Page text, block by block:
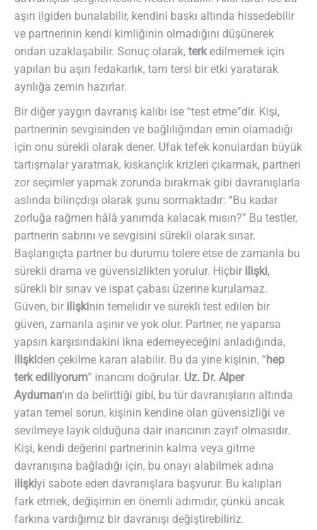
aşırı ilgiden bunalabilir, kendini baskı altında hissedebilir
ve partnerinin kendi kimliğinin olmadığını düşünerek
ondan uzaklaşabilir. Sonuç olarak, terkedilmemek için
yapılan bu aşırı fedakarlık, tam tersi bir etki yaratarak
ayrılığa zemin hazırlar.
Bir diğer yaygın davranış kalıbı ise “test etme”dir. Kişi,
partnerinin sevgisinden ve bağlılığından emin olamadığı
için onu sürekli olarak dener. Ufak tefek konulardan büyük
tartışmalar yaratmak, kıskançlık krizleri çıkarmak, partneri
zor seçimler yapmak zorunda bırakmak gibi davranışlarla
aslında bilinçdışı olarak şunu sormaktadır: “Bu kadar
zorluğa rağmen hâlâ yanımda kalacak mısın?” Bu testler,
partnerin sabrını ve sevgisini sürekli olarak sınar.
Başlangıçta partner bu durumu tolere etse de zamanla bu
sürekli drama ve güvensizlikten yorulur. Hiçbir ilişki,
sürekli bir sınav ve ispat çabası üzerine kurulamaz.
Güven, bir ilişkinin temelidir ve sürekli test edilen bir
güven, zamanla aşınır ve yok olur. Partner, ne yaparsa
yapsın karşısındakini ikna edemeyeceğini anladığında,
ilişkiden çekilme kararı alabilir. Bu da yine kişinin, “hep
terk ediliyorum” inancını doğrular. Uz. Dr. Alper
Ayduman‘ın da belirttiği gibi, bu tür davranışların altında
yatan temel sorun, kişinin kendine olan güvensizliği ve
sevilmeye layık olduğuna dair inancının zayıf olmasıdır.
Kişi, kendi değerini partnerinin kalma veya gitme
davranışına bağladığı için, bu onayı alabilmek adına
ilişkiyi sabote eden davranışlara başvurur. Bu kalıpları
fark etmek, değişimin en önemli adımıdır, çünkü ancak
farkına vardığımız bir davranışı değiştirebiliriz.